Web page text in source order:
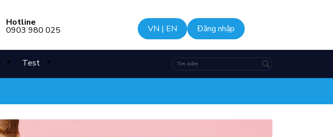
Hotline
0903 980 025 VN | EN Đăng nhập
Test